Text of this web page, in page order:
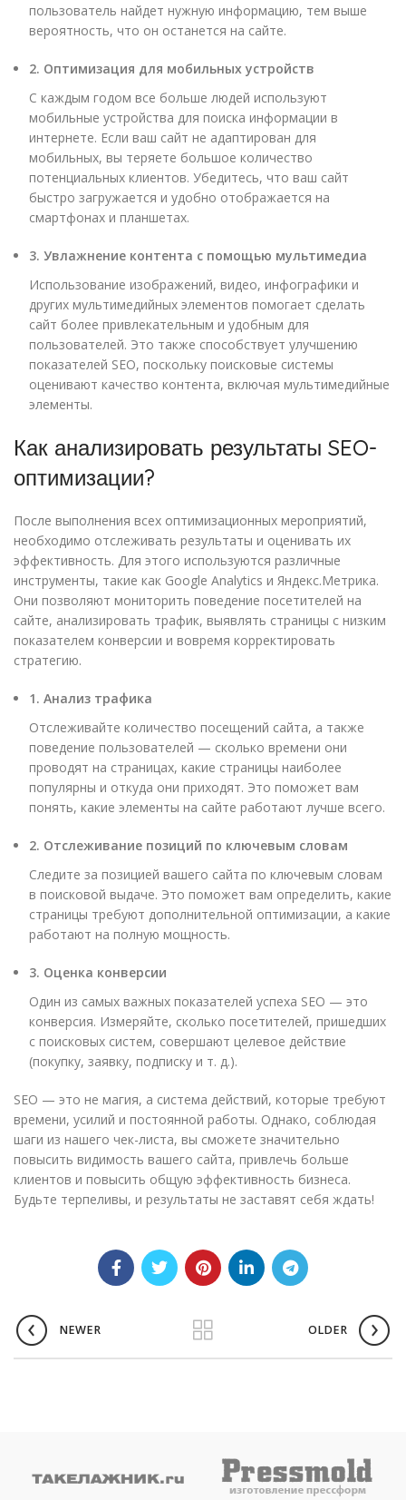
пользователь найдет нужную информацию, тем выше
вероятность, что он останется на сайте.
2. Оптимизация для мобильных устройств
С каждым годом все больше людей используют
мобильные устройства для поиска информации в
интернете. Если ваш сайт не адаптирован для
мобильных, вы теряете большое количество
потенциальных клиентов. Убедитесь, что ваш сайт
быстро загружается и удобно отображается на
смартфонах и планшетах.
3. Увлажнение контента с помощью мультимедиа
Использование изображений, видео, инфографики и
других мультимедийных элементов помогает сделать
сайт более привлекательным и удобным для
пользователей. Это также способствует улучшению
показателей SEO, поскольку поисковые системы
оценивают качество контента, включая мультимедийные
элементы.
Как анализировать результаты SEO-
оптимизации?
После выполнения всех оптимизационных мероприятий,
необходимо отслеживать результаты и оценивать их
эффективность. Для этого используются различные
инструменты, такие как Google Analytics и Яндекс.Метрика.
Они позволяют мониторить поведение посетителей на
сайте, анализировать трафик, выявлять страницы с низким
показателем конверсии и вовремя корректировать
стратегию.
1. Анализ трафика
Отслеживайте количество посещений сайта, а также
поведение пользователей — сколько времени они
проводят на страницах, какие страницы наиболее
популярны и откуда они приходят. Это поможет вам
понять, какие элементы на сайте работают лучше всего.
2. Отслеживание позиций по ключевым словам
Следите за позицией вашего сайта по ключевым словам
в поисковой выдаче. Это поможет вам определить, какие
страницы требуют дополнительной оптимизации, а какие
работают на полную мощность.
3. Оценка конверсии
Один из самых важных показателей успеха SEO — это
конверсия. Измеряйте, сколько посетителей, пришедших
с поисковых систем, совершают целевое действие
(покупку, заявку, подписку и т. д.).
SEO — это не магия, а система действий, которые требуют
времени, усилий и постоянной работы. Однако, соблюдая
шаги из нашего чек-листа, вы сможете значительно
повысить видимость вашего сайта, привлечь больше
клиентов и повысить общую эффективность бизнеса.
Будьте терпеливы, и результаты не заставят себя ждать!
NEWER OLDER